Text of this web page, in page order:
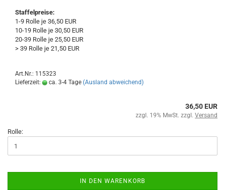
Staffelpreise:
1-9 Rolle je 36,50 EUR
10-19 Rolle je 30,50 EUR
20-39 Rolle je 25,50 EUR
> 39 Rolle je 21,50 EUR
Art.Nr.: 115323
Lieferzeit:
ca. 3-4 Tage (Ausland abweichend)
36,50 EUR
zzgl. 19% MwSt. zzgl. Versand
Rolle:
IN DEN WARENKORB